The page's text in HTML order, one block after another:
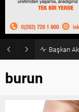
Başkan
burun